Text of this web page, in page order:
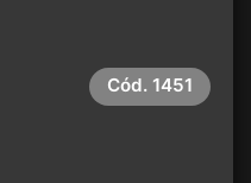
Cód. 1451